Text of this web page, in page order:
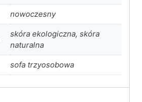
nowoczesny
skóra ekologiczna, skóra
naturalna
sofa trzyosobowa